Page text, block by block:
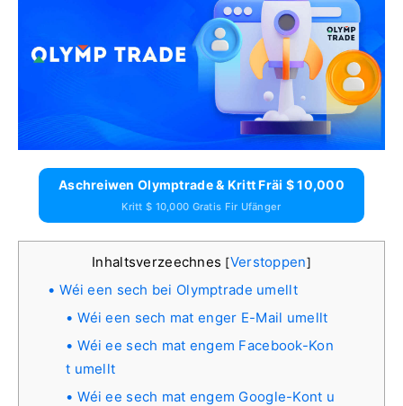
Aschreiwen Olymptrade & Kritt Fräi $ 10,000
Kritt $ 10,000 Gratis Fir Ufänger
Inhaltsverzeechnes [Verstoppen]
Wéi een sech bei Olymptrade umellt
Wéi een sech mat enger E-Mail umellt
Wéi ee sech mat engem Facebook-Kon
t umellt
Wéi ee sech mat engem Google-Kont u